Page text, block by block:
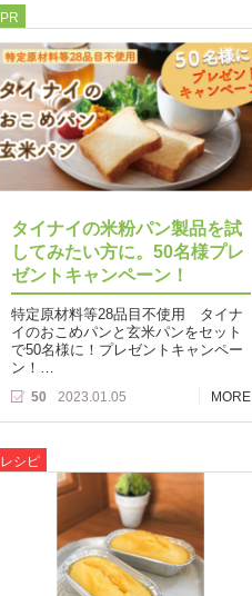
PR
タイナイの米粉パン製品を試
してみたい方に。50名様プレ
ゼントキャンペーン！
特定原材料等28品目不使用 タイナ
イのおこめパンと玄米パンをセット
で50名様に！プレゼントキャンペー
ン！…
50 2023.01.05 MORE
レシピ